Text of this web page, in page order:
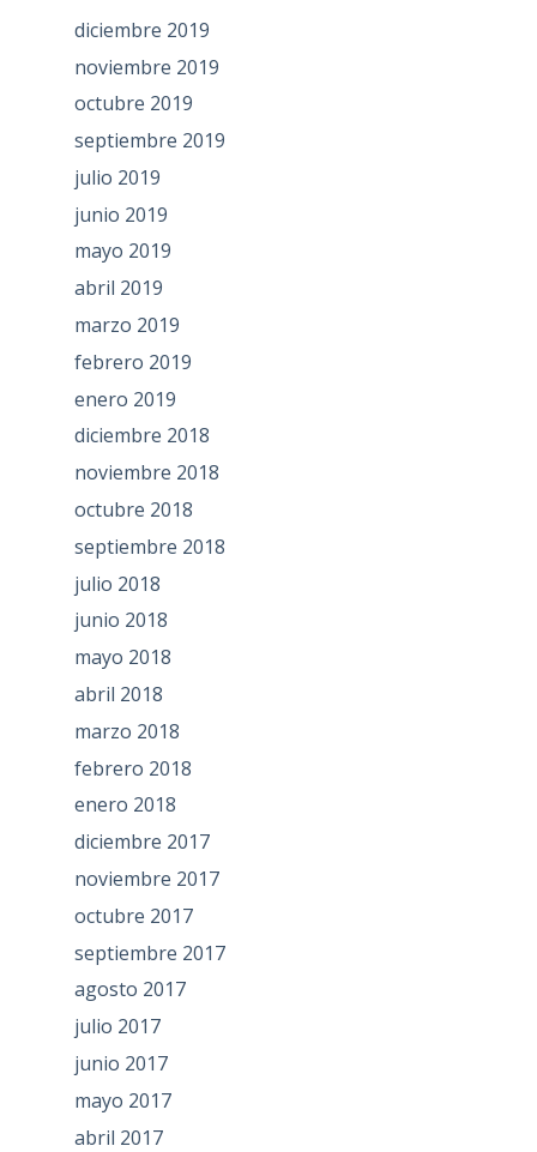
diciembre 2019
noviembre 2019
octubre 2019
septiembre 2019
julio 2019
junio 2019
mayo 2019
abril 2019
marzo 2019
febrero 2019
enero 2019
diciembre 2018
noviembre 2018
octubre 2018
septiembre 2018
julio 2018
junio 2018
mayo 2018
abril 2018
marzo 2018
febrero 2018
enero 2018
diciembre 2017
noviembre 2017
octubre 2017
septiembre 2017
agosto 2017
julio 2017
junio 2017
mayo 2017
abril 2017